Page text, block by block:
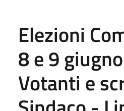
Elezioni
8 e 9
Votanti e